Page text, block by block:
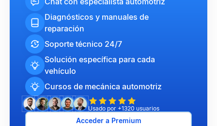
Diagnósticos y manuales de
reparación
Soporte técnico 24/7
Solución específica para cada
vehículo
Cursos de mecánica automotriz
Usado por +1320 usuarios
Acceder a Premium